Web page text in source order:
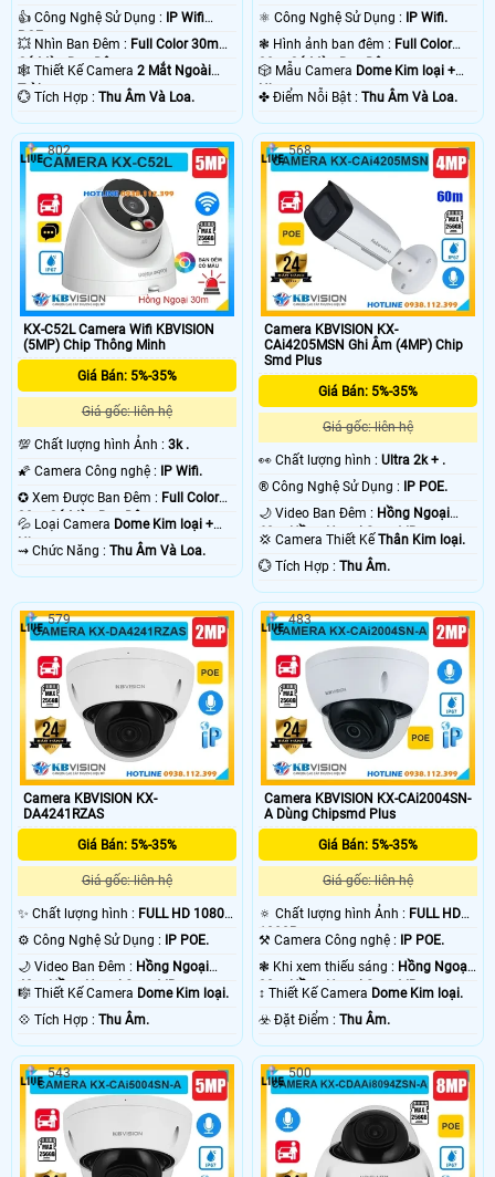
👍 Công Nghệ Sử Dụng : IP Wifi
POE.
💥 Nhìn Ban Đêm : Full Color 30m
Có Màu Ban Ðêm.
🕸️ Thiết Kế Camera 2 Mắt Ngoài
Trời.
️💮 Tích Hợp : Thu Âm Và Loa.
⚛️ Công Nghệ Sử Dụng : IP Wifi.
❃ Hình ảnh ban đêm : Full Color
30m Có Màu Ban Ðêm.
🎲 Mẫu Camera Dome Kim loại +
Nhựa.
️✤ Điểm Nỗi Bật :Thu Âm Và Loa.
KX-C52L Camera Wifi KBVISION
(5MP) Chip Thông Minh
Giá Bán: 5%-35%
Giá gốc: liên hệ
💯 Chất lượng hình Ảnh : 3k .
🌠 Camera Công nghệ :
IP Wifi.
✪ Xem Được Ban Đêm : Full Color
30m Có Màu Ban Ðêm.
💦 Loại Camera Dome Kim loại +
Nhựa.
️⇝ Chức Năng : Thu Âm Và Loa.
802
Camera KBVISION KX-
CAi4205MSN Ghi Âm (4MP) Chip
Smd Plus
Giá Bán: 5%-35%
Giá gốc: liên hệ
️👀 Chất lượng hình :Ultra 2k + .
®️ Công Nghệ Sử Dụng :
IP POE.
🌙 Video Ban Đêm : Hồng Ngoại
60m Hồng Ngoại Smart IR.
💢 Camera Thiết KếThân Kim loại.
️💮 Tích Hợp :Thu Âm.
568
Camera KBVISION KX-
DA4241RZAS
Giá Bán: 5%-35%
Giá gốc: liên hệ
✨ Chất lượng hình : FULL HD 1080P
.
⚙ Công Nghệ Sử Dụng :
IP POE.
🌙 Video Ban Đêm : Hồng Ngoại
40m Hồng Ngoại Smart IR.
🎼️ Thiết Kế Camera Dome Kim loại.
️💠 Tích Hợp : Thu Âm.
579
Camera KBVISION KX-CAi2004SN-
A Dùng Chipsmd Plus
Giá Bán: 5%-35%
Giá gốc: liên hệ
🔅 Chất lượng hình Ảnh : FULL HD
1080P .
⚒ Camera Công nghệ :
IP POE.
❃ Khi xem thiếu sáng : Hồng Ngoại
30m Hồng Ngoại Smart IR.
↕️ Thiết Kế Camera Dome Kim loại.
️☣️ Đặt Điểm :Thu Âm.
483
543 500